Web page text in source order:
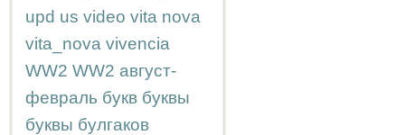
upd us video vita nova
vita_nova vivencia
WW2 WW2 август-
февраль букв буквы
буквы булгаков